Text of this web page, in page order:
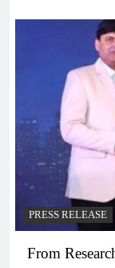
PRESS RELEASE
From